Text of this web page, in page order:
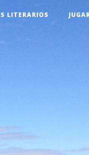
LITERARIOS